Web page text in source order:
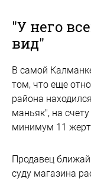
"У него
вид"
В самой
том, что еще
района
маньяк", на
минимум 11
Продавец
суду магазина